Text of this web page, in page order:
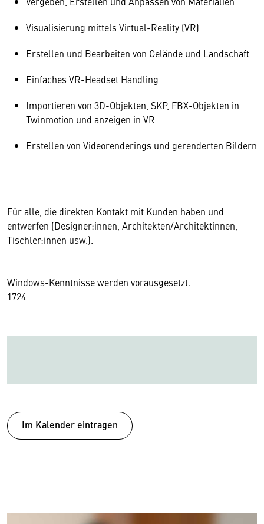
Visualisierung mittels Virtual-Reality (VR)
Erstellen und Bearbeiten von Gelände und Landschaft
Einfaches VR-Headset Handling
Importieren von 3D-Objekten, SKP, FBX-Objekten in
Twinmotion und anzeigen in VR
Erstellen von Videorenderings und gerenderten Bildern
Für alle, die direkten Kontakt mit Kunden haben und
entwerfen (Designer:innen, Architekten/Architektinnen,
Tischler:innen usw.).
Windows-Kenntnisse werden vorausgesetzt.
1724
Im Kalender eintragen